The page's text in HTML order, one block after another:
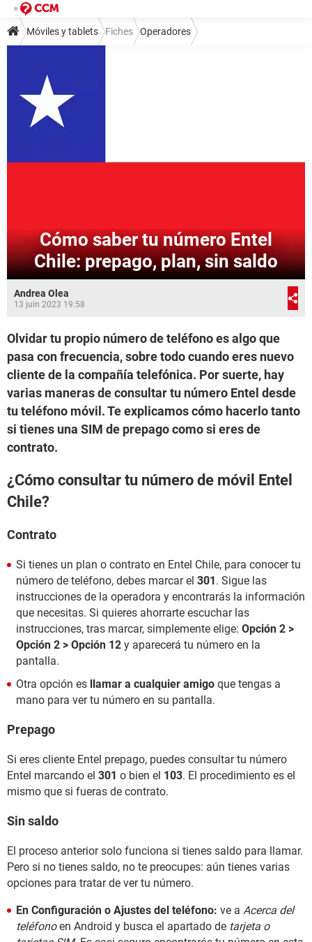
Móviles y tablets Fiches Operadores
Cómo saber tu número Entel
Chile: prepago, plan, sin saldo
Andrea Olea
13 juin 2023 19:58
Olvidar tu propio número de teléfono es algo que
pasa con frecuencia, sobre todo cuando eres nuevo
cliente de la compañía telefónica. Por suerte, hay
varias maneras de consultar tu número Entel desde
tu teléfono móvil. Te explicamos cómo hacerlo tanto
si tienes una SIM de prepago como si eres de
contrato.
¿Cómo consultar tu número de móvil Entel
Chile?
Contrato
Si tienes un plan o contrato en Entel Chile, para conocer tu
número de teléfono, debes marcar el 301. Sigue las
instrucciones de la operadora y encontrarás la información
que necesitas. Si quieres ahorrarte escuchar las
instrucciones, tras marcar, simplemente elige: Opción 2 >
Opción 2 > Opción 12 y aparecerá tu número en la
pantalla.
Otra opción es llamar a cualquier amigo que tengas a
mano para ver tu número en su pantalla.
Prepago
Si eres cliente Entel prepago, puedes consultar tu número
Entel marcando el 301 o bien el 103. El procedimiento es el
mismo que si fueras de contrato.
Sin saldo
El proceso anterior solo funciona si tienes saldo para llamar.
Pero si no tienes saldo, no te preocupes: aún tienes varias
opciones para tratar de ver tu número.
En Configuración o Ajustes del teléfono: ve a Acerca del
teléfonoen Android y busca el apartado de tarjeta o